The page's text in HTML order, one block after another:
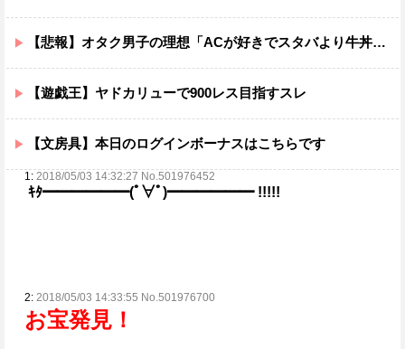
【悲報】オタク男子の理想「ACが好きでスタバより牛丼屋に行きたがる女」、この銀河に1人も存在しないｗｗｗｗ
【遊戯王】ヤドカリューで900レス目指すスレ
【文房具】本日のログインボーナスはこちらです
1: 2018/05/03 14:32:27 No.501976452
ｷﾀ━━━━━━(ﾟ∀ﾟ)━━━━━━ !!!!!
2: 2018/05/03 14:33:55 No.501976700
お宝発見！